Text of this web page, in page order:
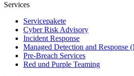
Services
Servicepakete
Cyber Risk Advisory
Incident Response
Managed Detection and Response
Pre-Breach Services
Red und Purple Teaming